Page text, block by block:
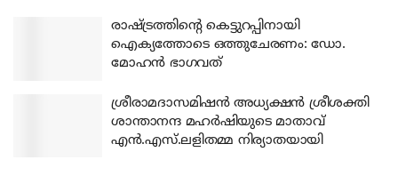
രാഷ്ട്രത്തിന്റെ കെട്ടുറപ്പിനായി
ഐക്യത്തോടെ ഒത്തുചേരണം: ഡോ.
മോഹന്‍ ഭാഗവത്
ശ്രീരാമദാസമിഷന്‍ അധ്യക്ഷന്‍ ശ്രീശക്തി
ശാന്താനന്ദ മഹര്‍ഷിയുടെ മാതാവ്
എന്‍.എസ്.ലളിതമ്മ നിര്യാതയായി